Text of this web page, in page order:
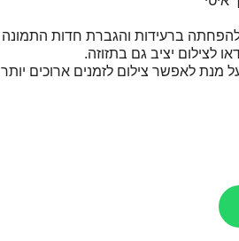
מנת לאפשר צילום לזמנים ארוכים יותר